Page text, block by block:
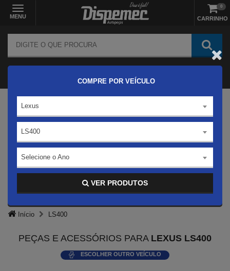
MENU CARRINHO
0
COMPRE POR VEÍCULO
Lexus
LS400
Selecione o Ano
VER PRODUTOS
Início LS400
PEÇAS E ACESSÓRIOS PARA LEXUS LS400
ESCOLHER OUTRO VEÍCULO